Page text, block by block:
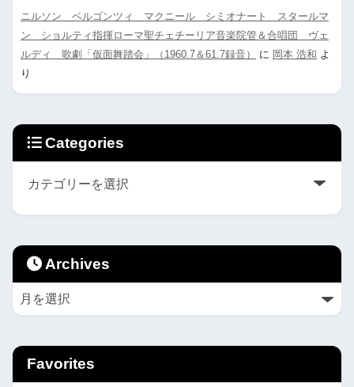
ニルソン ベルゴンツィ マクニール シミオナート スタールマ
ン ショルティ指揮ローマ聖チェチーリア音楽院管＆合唱団 ヴェ
ルディ 歌劇「仮面舞踏会」（1960.7＆61.7録音）
に 岡本 浩和 よ
り
Categories
Archives
Favorites